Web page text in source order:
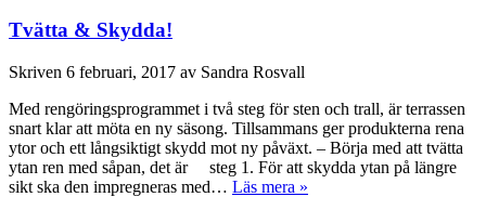
Tvätta & Skydda!
Skriven 6 februari, 2017 av Sandra Rosvall
Med rengöringsprogrammet i två steg för sten och trall, är terrassen
snart klar att möta en ny säsong. Tillsammans ger produkterna rena
ytor och ett långsiktigt skydd mot ny påväxt. – Börja med att tvätta
ytan ren med såpan, det är steg 1. För att skydda ytan på längre
sikt ska den impregneras med… Läs mera »